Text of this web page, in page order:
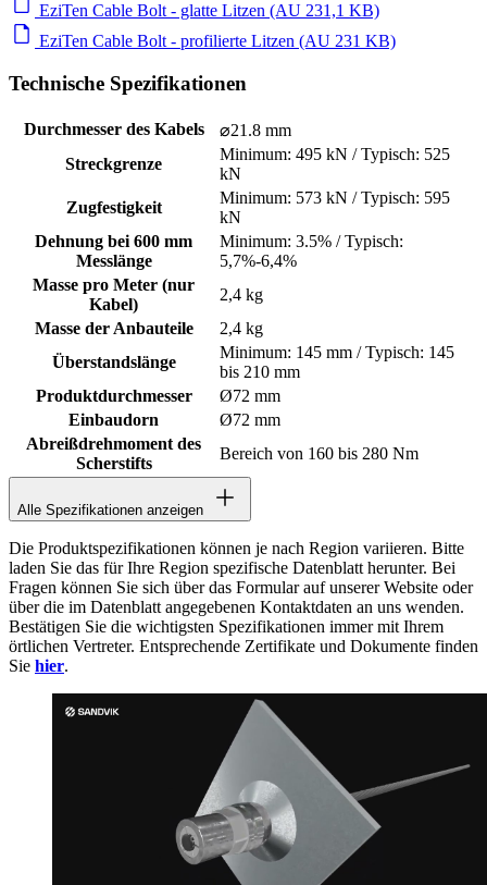
EziTen Cable Bolt - glatte Litzen (AU 231,1 KB)
EziTen Cable Bolt - profilierte Litzen (AU 231 KB)
Technische Spezifikationen
Durchmesser des Kabels
⌀21.8 mm
Streckgrenze
Minimum: 495 kN / Typisch: 525
kN
Zugfestigkeit
Minimum: 573 kN / Typisch: 595
kN
Dehnung bei 600 mm
Messlänge
Minimum: 3.5% / Typisch:
5,7%-6,4%
Masse pro Meter (nur
Kabel)
2,4 kg
Masse der Anbauteile
2,4 kg
Überstandslänge
Minimum: 145 mm / Typisch: 145
bis 210 mm
Produktdurchmesser
Ø72 mm
Einbaudorn
Ø72 mm
Abreißdrehmoment des
Scherstifts
Bereich von 160 bis 280 Nm
Alle Spezifikationen anzeigen
Die Produktspezifikationen können je nach Region variieren. Bitte
laden Sie das für Ihre Region spezifische Datenblatt herunter. Bei
Fragen können Sie sich über das Formular auf unserer Website oder
über die im Datenblatt angegebenen Kontaktdaten an uns wenden.
Bestätigen Sie die wichtigsten Spezifikationen immer mit Ihrem
örtlichen Vertreter. Entsprechende Zertifikate und Dokumente finden
Sie hier.